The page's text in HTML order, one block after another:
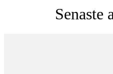
Senaste